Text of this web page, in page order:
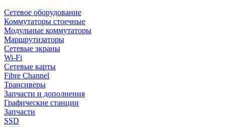
Сетевое оборудование
Коммутаторы стоечные
Модульные коммутаторы
Маршрутизаторы
Сетевые экраны
Wi-Fi
Сетевые карты
Fibre Channel
Трансиверы
Запчасти и дополнения
Графические станции
Запчасти
SSD